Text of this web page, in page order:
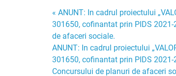
Navigare
în
articole
« ANUNT: In cadrul proiectului
301650, cofinantat prin PIDS
de afaceri sociale.
ANUNT: In cadrul proiectului
301650, cofinantat prin PIDS
Concursului de planuri de afaceri